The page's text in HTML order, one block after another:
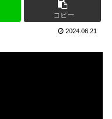
コピー
2024.06.21